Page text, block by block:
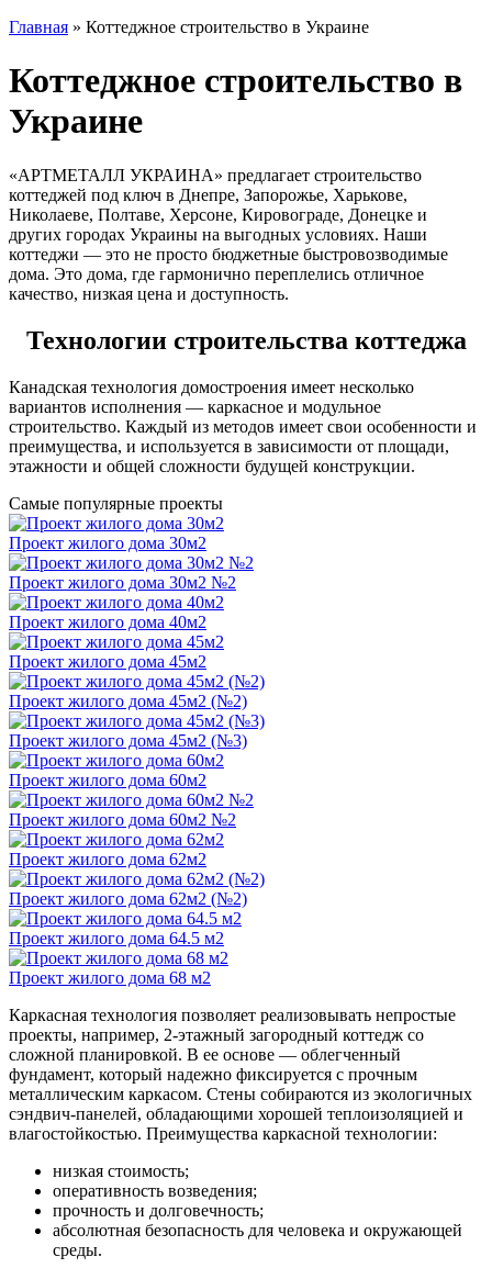
Главная » Коттеджное строительство в Украине
Коттеджное строительство в
Украине
«АРТМЕТАЛЛ УКРАИНА» предлагает строительство
коттеджей под ключ в Днепре, Запорожье, Харькове,
Николаеве, Полтаве, Херсоне, Кировограде, Донецке и
других городах Украины на выгодных условиях. Наши
коттеджи ― это не просто бюджетные быстровозводимые
дома. Это дома, где гармонично переплелись отличное
качество, низкая цена и доступность.
Технологии строительства коттеджа
Канадская технология домостроения имеет несколько
вариантов исполнения — каркасное и модульное
строительство. Каждый из методов имеет свои особенности и
преимущества, и используется в зависимости от площади,
этажности и общей сложности будущей конструкции.
Самые популярные проекты
Проект жилого дома 30м2
Проект жилого дома 30м2 №2
Проект жилого дома 40м2
Проект жилого дома 45м2
Проект жилого дома 45м2 (№2)
Проект жилого дома 45м2 (№3)
Проект жилого дома 60м2
Проект жилого дома 60м2 №2
Проект жилого дома 62м2
Проект жилого дома 62м2 (№2)
Проект жилого дома 64.5 м2
Проект жилого дома 68 м2
Каркасная технология позволяет реализовывать непростые
проекты, например, 2-этажный загородный коттедж со
сложной планировкой. В ее основе — облегченный
фундамент, который надежно фиксируется с прочным
металлическим каркасом. Стены собираются из экологичных
сэндвич-панелей, обладающими хорошей теплоизоляцией и
влагостойкостью. Преимущества каркасной технологии:
низкая стоимость;
оперативность возведения;
прочность и долговечность;
абсолютная безопасность для человека и окружающей
среды.